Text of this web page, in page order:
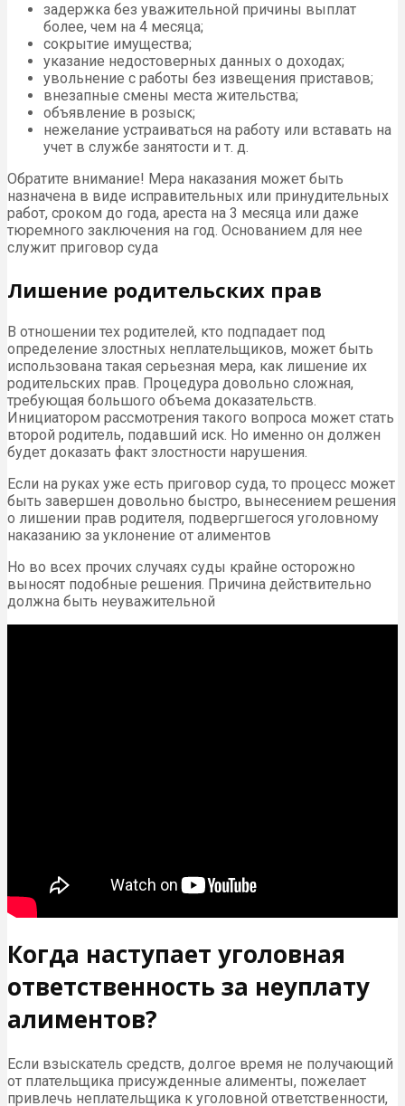
задержка без уважительной причины выплат
более, чем на 4 месяца;
сокрытие имущества;
указание недостоверных данных о доходах;
увольнение с работы без извещения приставов;
внезапные смены места жительства;
объявление в розыск;
нежелание устраиваться на работу или вставать на
учет в службе занятости и т. д.
Обратите внимание! Мера наказания может быть
назначена в виде исправительных или принудительных
работ, сроком до года, ареста на 3 месяца или даже
тюремного заключения на год. Основанием для нее
служит приговор суда
Лишение родительских прав
В отношении тех родителей, кто подпадает под
определение злостных неплательщиков, может быть
использована такая серьезная мера, как лишение их
родительских прав. Процедура довольно сложная,
требующая большого объема доказательств.
Инициатором рассмотрения такого вопроса может стать
второй родитель, подавший иск. Но именно он должен
будет доказать факт злостности нарушения.
Если на руках уже есть приговор суда, то процесс может
быть завершен довольно быстро, вынесением решения
о лишении прав родителя, подвергшегося уголовному
наказанию за уклонение от алиментов
Но во всех прочих случаях суды крайне осторожно
выносят подобные решения. Причина действительно
должна быть неуважительной
Когда наступает уголовная
ответственность за неуплату
алиментов?
Если взыскатель средств, долгое время не получающий
от плательщика присужденные алименты, пожелает
привлечь неплательщика к уголовной ответственности,